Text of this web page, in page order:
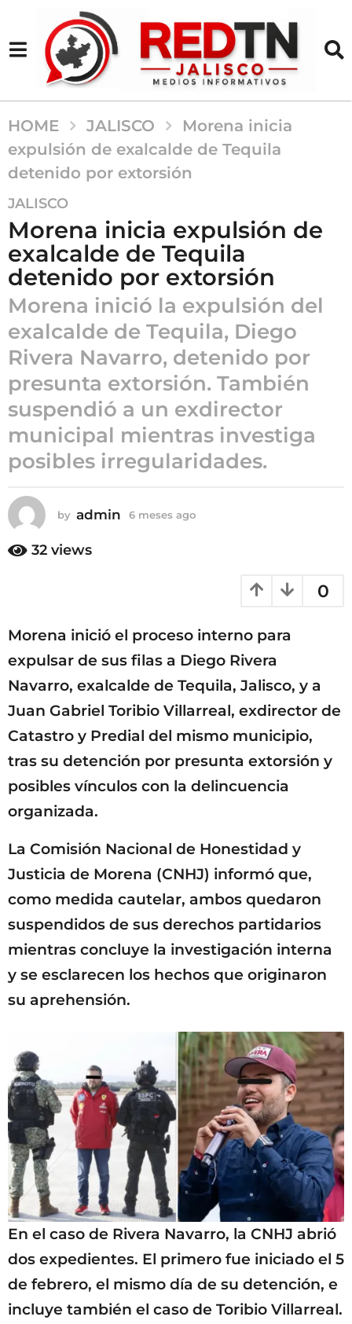
HOME JALISCO
Morena inicia
expulsión de exalcalde de Tequila
detenido por extorsión
6
m
e
s
e
a
g
o
6
m
e
e
s
g
o
JALISCO
Morena inicia expulsión de
exalcalde de Tequila
detenido por extorsión
Morena inició la expulsión del
exalcalde de Tequila, Diego
Rivera Navarro, detenido por
presunta extorsión. También
suspendió a un exdirector
municipal mientras investiga
posibles irregularidades.
by admin 6 meses ago
o
32 views
0
Morena inició el proceso interno para
expulsar de sus filas a Diego Rivera
Navarro, exalcalde de Tequila, Jalisco, y a
Juan Gabriel Toribio Villarreal, exdirector de
Catastro y Predial del mismo municipio,
tras su detención por presunta extorsión y
posibles vínculos con la delincuencia
organizada.
La Comisión Nacional de Honestidad y
Justicia de Morena (CNHJ) informó que,
como medida cautelar, ambos quedaron
suspendidos de sus derechos partidarios
mientras concluye la investigación interna
y se esclarecen los hechos que originaron
su aprehensión.
En el caso de Rivera Navarro, la CNHJ abrió
dos expedientes. El primero fue iniciado el 5
de febrero, el mismo día de su detención, e
incluye también el caso de Toribio Villarreal.